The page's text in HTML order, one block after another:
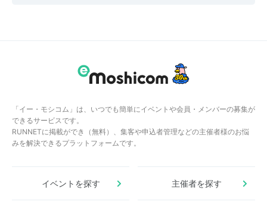
「イー・モシコム」は、いつでも簡単にイベントや会員・メンバーの募集が
できるサービスです。
RUNNETに掲載ができ（無料）、集客や申込者管理などの主催者様のお悩
みを解決できるプラットフォームです。
イベントを探す 主催者を探す